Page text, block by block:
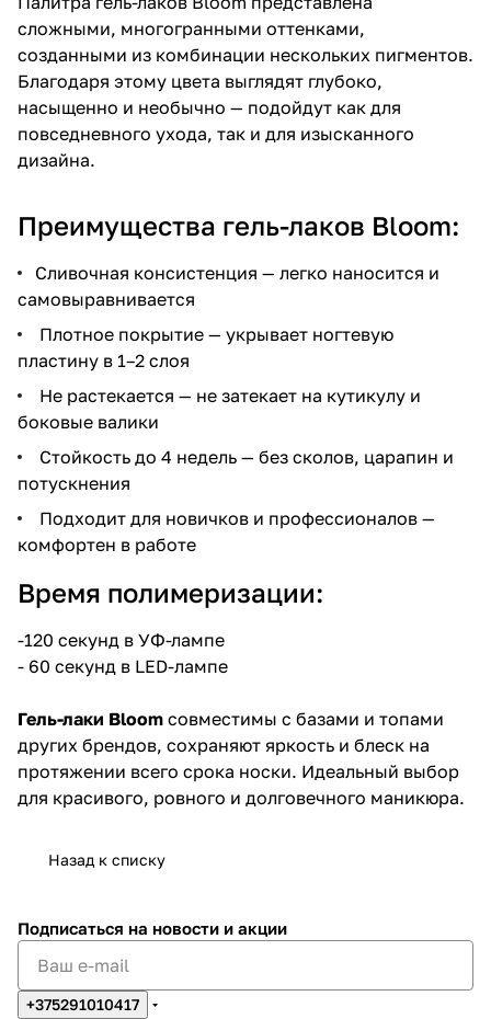
сложными, многогранными оттенками,
созданными из комбинации нескольких пигментов.
Благодаря этому цвета выглядят глубоко,
насыщенно и необычно — подойдут как для
повседневного ухода, так и для изысканного
дизайна.
Преимущества гель-лаков Bloom:
Сливочная консистенция — легко наносится и
самовыравнивается
Плотное покрытие — укрывает ногтевую
пластину в 1–2 слоя
Не растекается — не затекает на кутикулу и
боковые валики
Стойкость до 4 недель — без сколов, царапин и
потускнения
Подходит для новичков и профессионалов —
комфортен в работе
Время полимеризации:
-120 секунд в УФ-лампе
- 60 секунд в LED-лампе
Гель-лаки Bloom совместимы с базами и топами
других брендов, сохраняют яркость и блеск на
протяжении всего срока носки. Идеальный выбор
для красивого, ровного и долговечного маникюра.
Назад к списку
Подписаться на новости и акции
+375291010417